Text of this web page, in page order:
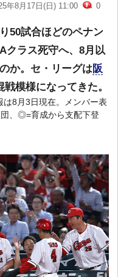
年8月17日(日) 11:00 0
50試合ほどのペナン
クラス死守へ、8月以
か。セ・リーグは 阪
模様になってきた。
8月3日現在。メンバー表
、◎=育成から支配下登